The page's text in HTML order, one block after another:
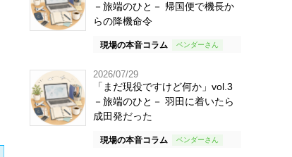
－旅端のひと－ 帰国便で機長か
らの降機命令
現場の本音コラム
2026/07/29
「まだ現役ですけど何か」vol.3
－旅端のひと－ 羽田に着いたら
成田発だった
現場の本音コラム